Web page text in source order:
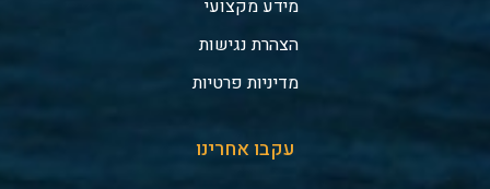
מידע מקצועי
הצהרת נגישות
מדיניות פרטיות
עקבו אחרינו